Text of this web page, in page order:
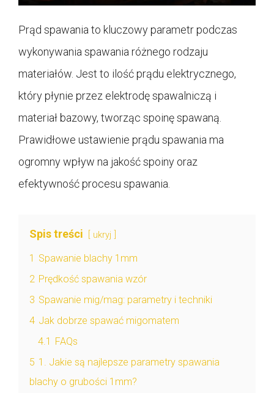
Prąd spawania to kluczowy parametr podczas
wykonywania spawania różnego rodzaju
materiałów. Jest to ilość prądu elektrycznego,
który płynie przez elektrodę spawalniczą i
materiał bazowy, tworząc spoinę spawaną.
Prawidłowe ustawienie prądu spawania ma
ogromny wpływ na jakość spoiny oraz
efektywność procesu spawania.
Spis treści ukryj
1 Spawanie blachy 1mm
2 Prędkość spawania wzór
3 Spawanie mig/mag: parametry i techniki
4 Jak dobrze spawać migomatem
4.1 FAQs
5 1. Jakie są najlepsze parametry spawania
blachy o grubości 1mm?